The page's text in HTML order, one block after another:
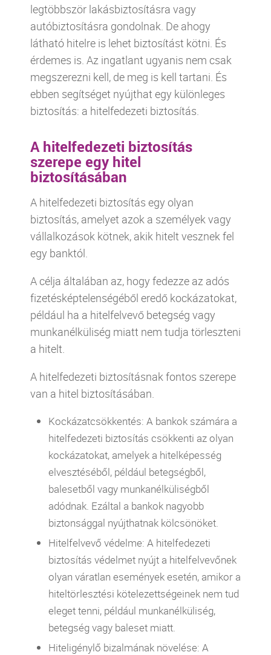
legtöbbször lakásbiztosításra vagy
autóbiztosításra gondolnak. De ahogy
látható hitelre is lehet biztosítást kötni. És
érdemes is. Az ingatlant ugyanis nem csak
megszerezni kell, de meg is kell tartani. És
ebben segítséget nyújthat egy különleges
biztosítás: a hitelfedezeti biztosítás.
A hitelfedezeti biztosítás
szerepe egy hitel
biztosításában
A hitelfedezeti biztosítás egy olyan
biztosítás, amelyet azok a személyek vagy
vállalkozások kötnek, akik hitelt vesznek fel
egy banktól.
A célja általában az, hogy fedezze az adós
fizetésképtelenségéből eredő kockázatokat,
például ha a hitelfelvevő betegség vagy
munkanélküliség miatt nem tudja törleszteni
a hitelt.
A hitelfedezeti biztosításnak fontos szerepe
van a hitel biztosításában.
Kockázatcsökkentés: A bankok számára a
hitelfedezeti biztosítás csökkenti az olyan
kockázatokat, amelyek a hitelképesség
elvesztéséből, például betegségből,
balesetből vagy munkanélküliségből
adódnak. Ezáltal a bankok nagyobb
biztonsággal nyújthatnak kölcsönöket.
Hitelfelvevő védelme: A hitelfedezeti
biztosítás védelmet nyújt a hitelfelvevőnek
olyan váratlan események esetén, amikor a
hiteltörlesztési kötelezettségeinek nem tud
eleget tenni, például munkanélküliség,
betegség vagy baleset miatt.
Hiteligénylő bizalmának növelése: A